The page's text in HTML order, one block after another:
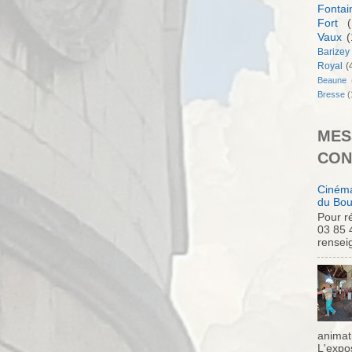
Fort
Vaux
Barizey
Royal
Beaune
Bresse
du
Pour
03 85